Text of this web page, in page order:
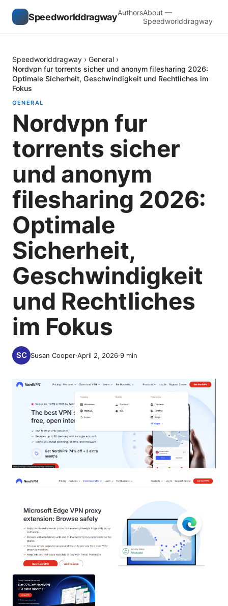
SpeedworlddragwayAuthorsAbout —
Speedworlddragway
Speedworlddragway › General ›
Nordvpn fur torrents sicher und anonym filesharing 2026:
Optimale Sicherheit, Geschwindigkeit und Rechtliches im
Fokus
GENERAL
Nordvpn fur
torrents sicher
und anonym
filesharing 2026:
Optimale
Sicherheit,
Geschwindigkeit
und Rechtliches
im Fokus
Susan Cooper·April 2, 2026·9 min